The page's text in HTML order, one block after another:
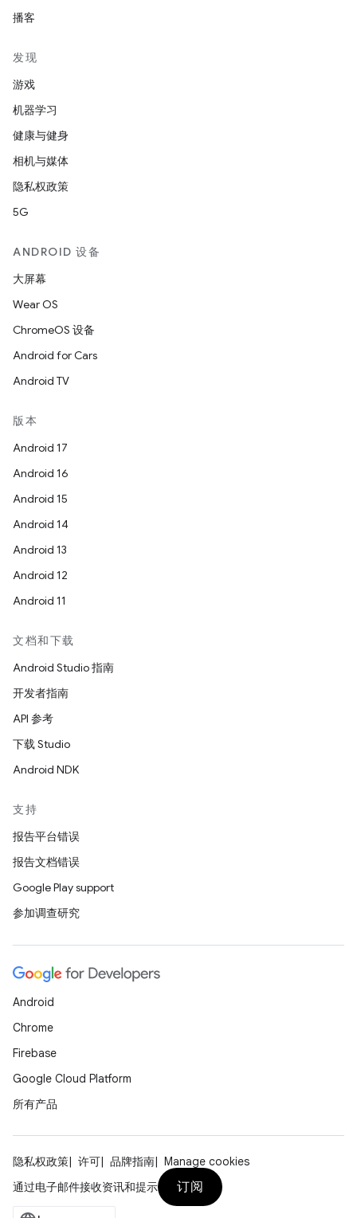
播客
发现
游戏
机器学习
健康与健身
相机与媒体
隐私权政策
5G
ANDROID 设备
大屏幕
Wear OS
ChromeOS 设备
Android for Cars
Android TV
版本
Android 17
Android 16
Android 15
Android 14
Android 13
Android 12
Android 11
文档和下载
Android Studio 指南
开发者指南
API 参考
下载 Studio
Android NDK
支持
报告平台错误
报告文档错误
Google Play support
参加调查研究
Android
Chrome
Firebase
Google Cloud Platform
所有产品
隐私权政策 许可 品牌指南
Manage cookies
通过电子邮件接收资讯和提示
订阅